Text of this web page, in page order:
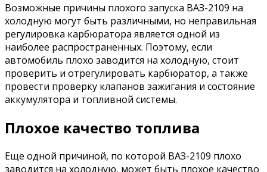
Возможные причины плохого запуска ВАЗ-2109 на
холодную могут быть различными, но неправильная
регулировка карбюратора является одной из
наиболее распространенных. Поэтому, если
автомобиль плохо заводится на холодную, стоит
проверить и отрегулировать карбюратор, а также
провести проверку клапанов зажигания и состояние
аккумулятора и топливной системы.
Плохое качество топлива
Еще одной причиной, по которой ВАЗ-2109 плохо
заводится на холодную, может быть плохое качество